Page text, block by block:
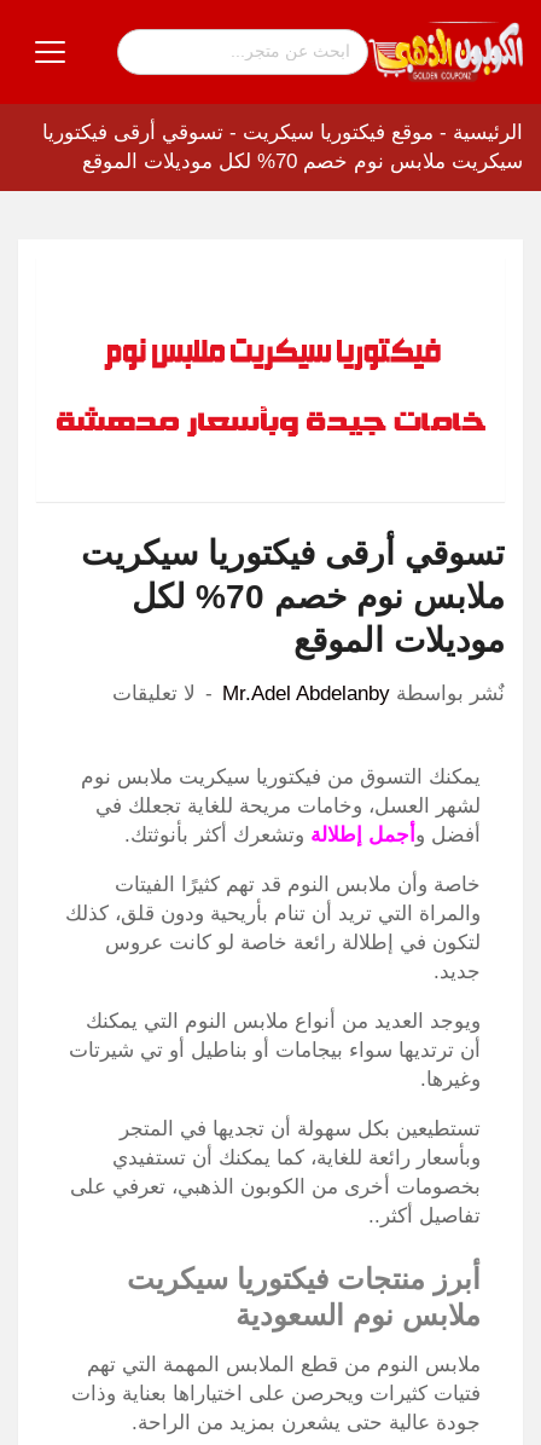
الرئيسية - موقع فيكتوريا سيكريت - تسوقي أرقى فيكتوريا
سيكريت ملابس نوم خصم 70% لكل موديلات الموقع
تسوقي أرقى فيكتوريا سيكريت
ملابس نوم خصم 70% لكل
موديلات الموقع
نٌشر بواسطة Mr.Adel Abdelanby لا تعليقات
يمكنك التسوق من فيكتوريا سيكريت ملابس نوم
لشهر العسل، وخامات مريحة للغاية تجعلك في
أفضل و أجمل إطلالة وتشعرك أكثر بأنوثتك.
خاصة وأن ملابس النوم قد تهم كثيرًا الفيتات
والمراة التي تريد أن تنام بأريحية ودون قلق، كذلك
لتكون في إطلالة رائعة خاصة لو كانت عروس
جديد.
ويوجد العديد من أنواع ملابس النوم التي يمكنك
أن ترتديها سواء بيجامات أو بناطيل أو تي شيرتات
وغيرها.
تستطيعين بكل سهولة أن تجديها في المتجر
وبأسعار رائعة للغاية، كما يمكنك أن تستفيدي
بخصومات أخرى من الكوبون الذهبي، تعرفي على
تفاصيل أكثر..
أبرز منتجات فيكتوريا سيكريت
ملابس نوم السعودية
ملابس النوم من قطع الملابس المهمة التي تهم
فتيات كثيرات ويحرصن على اختياراها بعناية وذات
جودة عالية حتى يشعرن بمزيد من الراحة.